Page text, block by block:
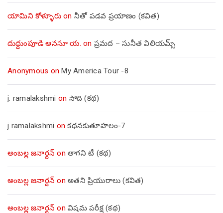
యామిని కోళ్ళూరుon నీతో పడవ ప్రయాణం (కవిత)
దుద్దుంపూడి అనసూ య. on ప్రమద – సునీత విలియమ్స్
Anonymous onMy America Tour -8
j. ramalakshmi on సోది (కథ)
j ramalakshmi onకథనకుతూహలం-7
అంబల్ల జనార్దన్ on తాగని టీ (కథ)
అంబల్ల జనార్దన్ on అతని ప్రియురాలు (కవిత)
అంబల్ల జనార్దన్ on విషమ పరీక్ష (క‌థ‌)